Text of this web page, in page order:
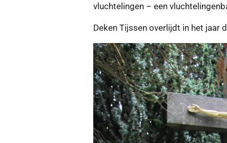
vluchtelingen – een
Deken Tijssen overlijdt in het jaar